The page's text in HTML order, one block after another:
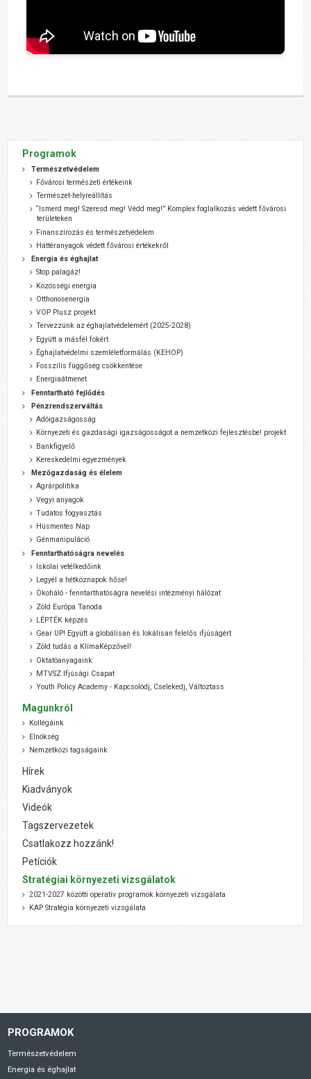
Programok
Természetvédelem
Fővárosi természeti értékeink
Természet-helyreállítás
“Ismerd meg! Szeresd meg! Védd meg!” Komplex foglalkozás védett fővárosi
területeken
Finanszírozás és természetvédelem
Háttéranyagok védett fővárosi értékekről
Energia és éghajlat
Stop palagáz!
Közösségi energia
Otthonosenergia
VOP Plusz projekt
Tervezzünk az éghajlatvédelemért (2025-2028)
Együtt a másfél fokért
Éghajlatvédelmi szemléletformálás (KEHOP)
Fosszilis függőség csökkentése
Energiaátmenet
Fenntartható fejlődés
Pénzrendszerváltás
Adóigazságosság
Környezeti és gazdasági igazságosságot a nemzetközi fejlesztésbe! projekt
Bankfigyelő
Kereskedelmi egyezmények
Mezőgazdaság és élelem
Agrárpolitika
Vegyi anyagok
Tudatos fogyasztás
Húsmentes Nap
Génmanipuláció
Fenntarthatóságra nevelés
Iskolai vetélkedőink
Legyél a hétköznapok hőse!
Ökoháló - fenntarthatóságra nevelési intézményi hálózat
Zöld Európa Tanoda
LÉPTÉK képzés
Gear UP! Együtt a globálisan és lokálisan felelős ifjúságért
Zöld tudás a KlímaKépzővel!
Oktatóanyagaink
MTVSZ Ifjúsági Csapat
Youth Policy Academy - Kapcsolódj, Cselekedj, Változtass
Magunkról
Kollégáink
Elnökség
Nemzetközi tagságaink
Hírek
Kiadványok
Videók
Tagszervezetek
Csatlakozz hozzánk!
Petíciók
Stratégiai környezeti vizsgálatok
2021-2027 közötti operatív programok környezeti vizsgálata
KAP Stratégia környezeti vizsgálata
PROGRAMOK
Természetvédelem
Energia és éghajlat